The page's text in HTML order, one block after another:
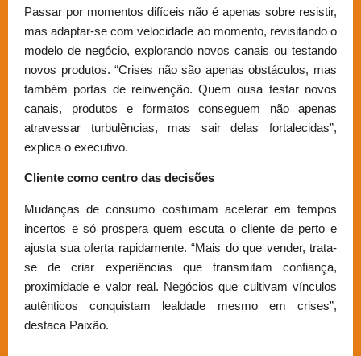
Passar por momentos difíceis não é apenas sobre resistir,
mas adaptar-se com velocidade ao momento, revisitando o
modelo de negócio, explorando novos canais ou testando
novos produtos. “Crises não são apenas obstáculos, mas
também portas de reinvenção. Quem ousa testar novos
canais, produtos e formatos conseguem não apenas
atravessar turbulências, mas sair delas fortalecidas”,
explica o executivo.
Cliente como centro das decisões
Mudanças de consumo costumam acelerar em tempos
incertos e só prospera quem escuta o cliente de perto e
ajusta sua oferta rapidamente. “Mais do que vender, trata-
se de criar experiências que transmitam confiança,
proximidade e valor real. Negócios que cultivam vínculos
autênticos conquistam lealdade mesmo em crises”,
destaca Paixão.